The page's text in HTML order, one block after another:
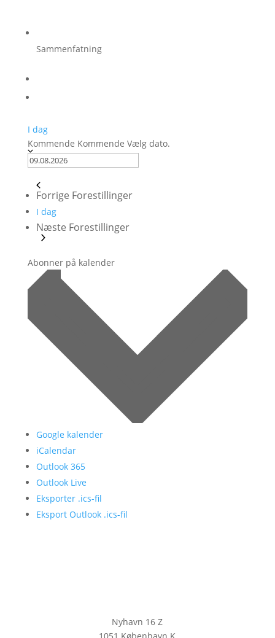
Sammenfatning
I dag
Kommende Kommende Vælg dato.
Forrige Forestillinger
I dag
Næste Forestillinger
Abonner på kalender
Google kalender
iCalendar
Outlook 365
Outlook Live
Eksporter .ics-fil
Eksport Outlook .ics-fil
Nyhavn 16 Z